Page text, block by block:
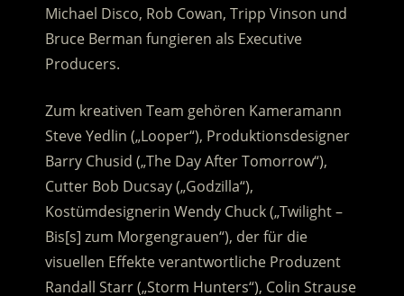
Michael Disco, Rob Cowan, Tripp Vinson und
Bruce Berman fungieren als Executive
Producers.
Zum kreativen Team gehören Kameramann
Steve Yedlin („Looper“), Produktionsdesigner
Barry Chusid („The Day After Tomorrow“),
Cutter Bob Ducsay („Godzilla“),
Kostümdesignerin Wendy Chuck („Twilight –
Bis[s] zum Morgengrauen“), der für die
visuellen Effekte verantwortliche Produzent
Randall Starr („Storm Hunters“), Colin Strause